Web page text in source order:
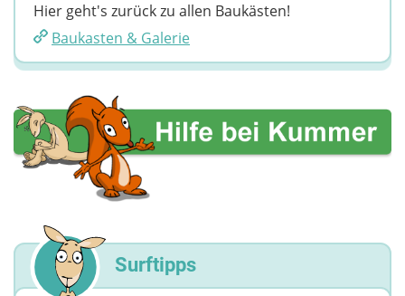
Hier geht's zurück zu allen Baukästen!
Baukasten & Galerie
Surftipps